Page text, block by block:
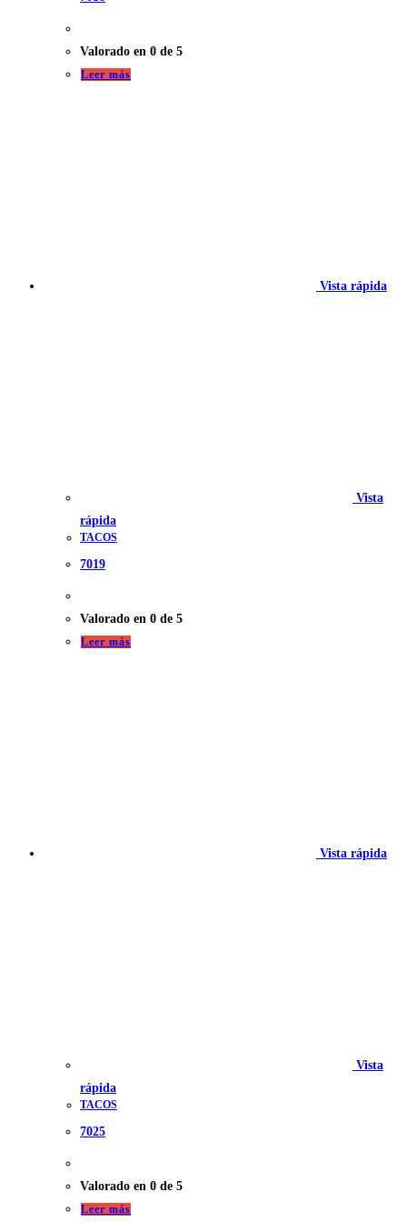
Valorado en 0 de 5
Leer más
Vista rápida
Vista
rápida
TACOS
7019
Valorado en 0 de 5
Leer más
Vista rápida
Vista
rápida
TACOS
7025
Valorado en 0 de 5
Leer más